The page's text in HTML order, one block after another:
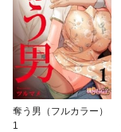
奪う男（フルカラー）
1